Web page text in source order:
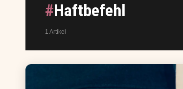
#Haftbefehl
1 Artikel